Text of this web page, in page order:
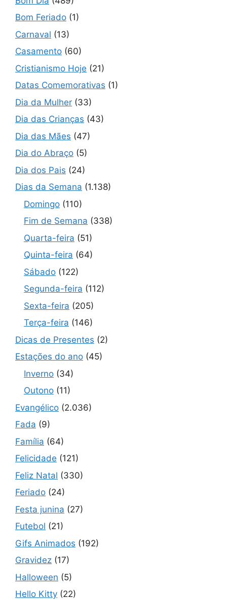
Bom Feriado (1)
Carnaval (13)
Casamento (60)
Cristianismo Hoje (21)
Datas Comemorativas (1)
Dia da Mulher (33)
Dia das Crianças (43)
Dia das Mães (47)
Dia do Abraço (5)
Dia dos Pais (24)
Dias da Semana (1.138)
Domingo (110)
Fim de Semana (338)
Quarta-feira (51)
Quinta-feira (64)
Sábado (122)
Segunda-feira (112)
Sexta-feira (205)
Terça-feira (146)
Dicas de Presentes (2)
Estações do ano (45)
Inverno (34)
Outono (11)
Evangélico (2.036)
Fada (9)
Família (64)
Felicidade (121)
Feliz Natal (330)
Feriado (24)
Festa junina (27)
Futebol (21)
Gifs Animados (192)
Gravidez (17)
Halloween (5)
Hello Kitty (22)